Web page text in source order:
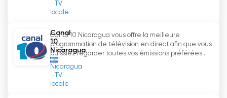
TV
locale
Canal
10
Nicaragua
Nicaragua
TV
locale
Canal 10 Nicaragua vous offre la meilleure
programmation de télévision en direct afin que vous
puissiez regarder toutes vos émissions préférées...